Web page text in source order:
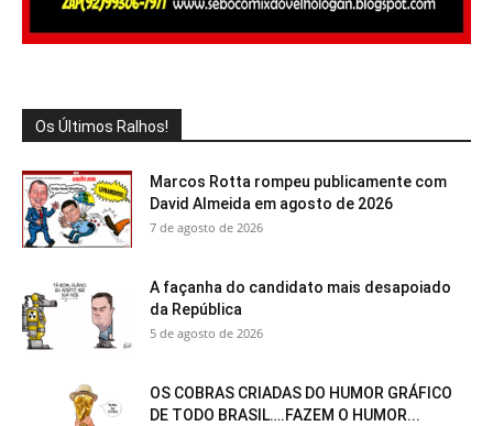
Os Últimos Ralhos!
Marcos Rotta rompeu publicamente com
David Almeida em agosto de 2026
7 de agosto de 2026
A façanha do candidato mais desapoiado
da República
5 de agosto de 2026
OS COBRAS CRIADAS DO HUMOR GRÁFICO
DE TODO BRASIL….FAZEM O HUMOR...